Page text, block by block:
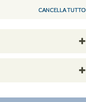
CANCELLA TUTTO